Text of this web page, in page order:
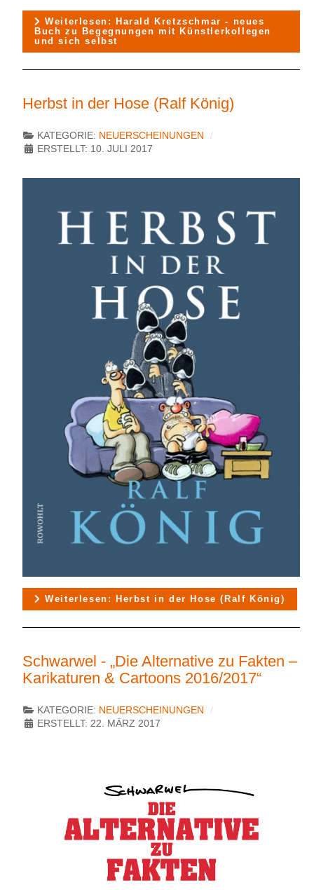
Weiterlesen: Harald Kretzschmar - neues
Buch zu Begegnungen mit Künstlerkollegen
und sich selbst
Herbst in der Hose (Ralf König)
KATEGORIE: NEUERSCHEINUNGEN
ERSTELLT: 10. JULI 2017
Weiterlesen: Herbst in der Hose (Ralf König)
Schwarwel - „Die Alternative zu Fakten –
Karikaturen & Cartoons 2016/2017“
KATEGORIE: NEUERSCHEINUNGEN
ERSTELLT: 22. MÄRZ 2017